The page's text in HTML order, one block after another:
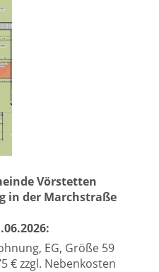
Vörstetten
in der Marchstraße
EG, Größe 59
€ zzgl. Nebenkosten